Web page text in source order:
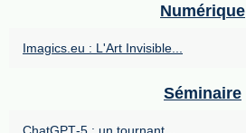
Numérique
Imagics.eu : L'Art Invisible...
Séminaire
ChatGPT‑5 : un tournant...